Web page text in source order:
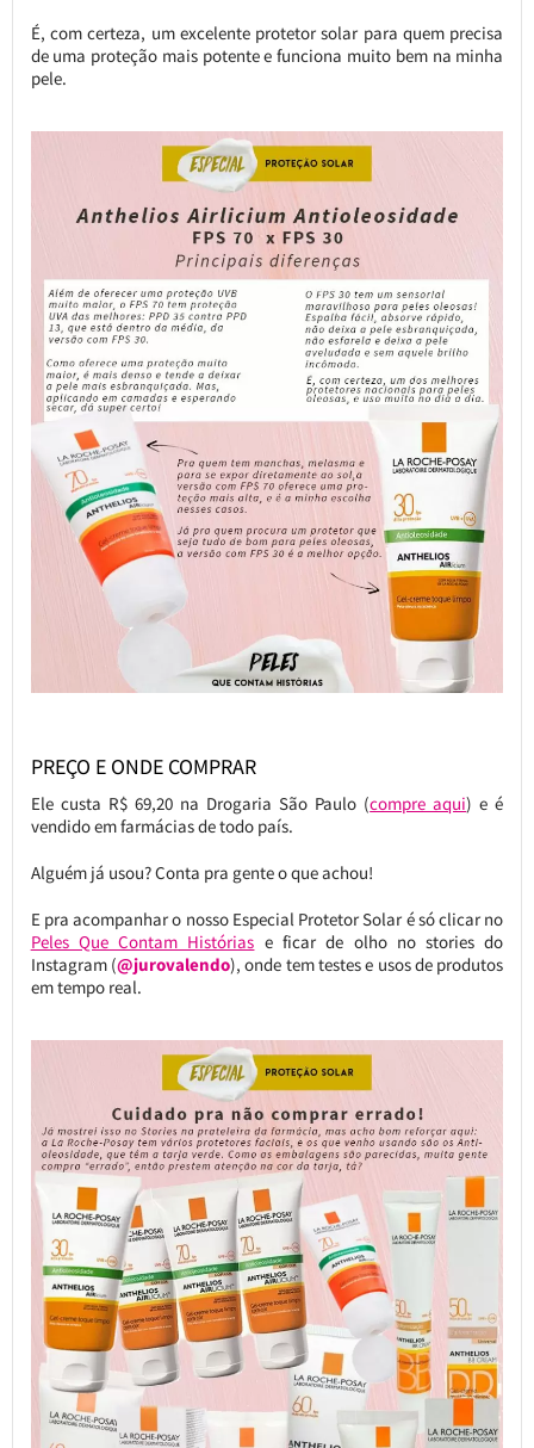
É, com certeza, um excelente protetor solar para quem precisa
de uma proteção mais potente e funciona muito bem na minha
pele.
PREÇO E ONDE COMPRAR
Ele custa R$ 69,20 na Drogaria São Paulo (compre aqui) e é
vendido em farmácias de todo país.
Alguém já usou? Conta pra gente o que achou!
E pra acompanhar o nosso Especial Protetor Solar é só clicar no
Peles Que Contam Histórias e ficar de olho no stories do
Instagram (@jurovalendo), onde tem testes e usos de produtos
em tempo real.